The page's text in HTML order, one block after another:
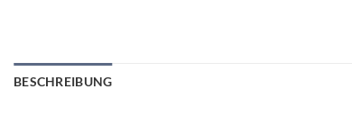
BESCHREIBUNG